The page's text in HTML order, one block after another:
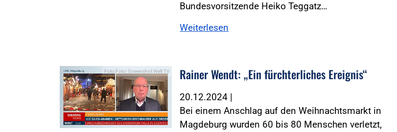
Bundesvorsitzende Heiko Teggatz…
Weiterlesen
Foto:Foto: Screenshot Welt TV Rainer Wendt: „Ein fürchterliches Ereignis“
20.12.2024 |
Bei einem Anschlag auf den Weihnachtsmarkt in
Magdeburg wurden 60 bis 80 Menschen verletzt,